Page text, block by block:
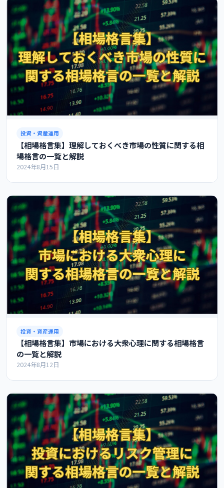
投資・資産運用
【相場格言集】理解しておくべき市場の性質に関する相
場格言の一覧と解説
2024年8月15日
投資・資産運用
【相場格言集】市場における大衆心理に関する相場格言
の一覧と解説
2024年8月12日